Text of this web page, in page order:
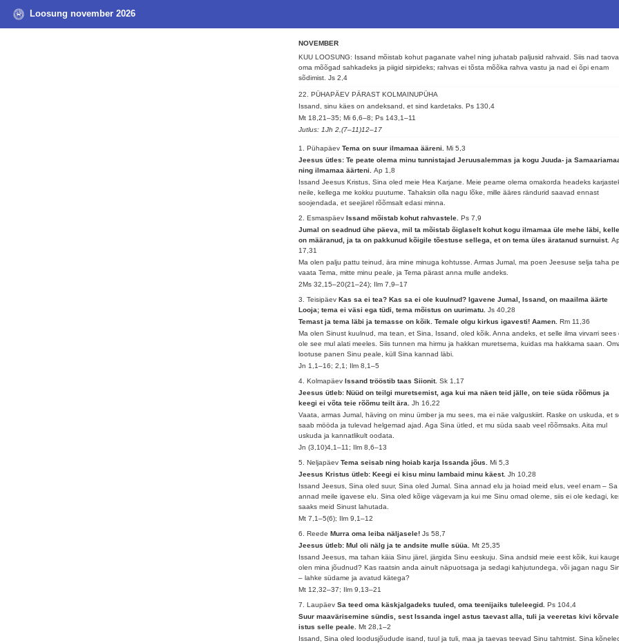
Loosung november 2026
NOVEMBER
KUU LOOSUNG: Issand mõistab kohut paganate vahel ning juhatab paljusid rahvaid. Siis nad
oma mõõgad sahkadeks ja piigid sirpideks; rahvas ei tõsta mõõka rahva vastu ja nad ei õpi enam
sõdimist.Js 2,4
22. PÜHAPÄEV PÄRAST KOLMAINUPÜHA
Issand, sinu käes on andeksand, et sind kardetaks.Ps 130,4
Mt 18,21–35; Mi 6,6–8; Ps 143,1–11
Jutlus: 1Jh 2,(7–11)12–17
1. PühapäevTema on suur ilmamaa ääreni.Mi 5,3
Jeesus ütles: Te peate olema minu tunnistajad Jeruusalemmas ja kogu Juuda- ja
ning ilmamaa äärteni.Ap 1,8
Issand Jeesus Kristus, Sina oled meie Hea Karjane. Meie peame olema omakorda headeks
neile, kellega me kokku puutume. Tahaksin olla nagu lõke, mille ääres rändurid saavad ennast
soojendada, et seejärel rõõmsalt edasi minna.
2. EsmaspäevIssand mõistab kohut rahvastele.Ps 7,9
Jumal on seadnud ühe päeva, mil ta mõistab õiglaselt kohut kogu ilmamaa üle mehe läbi,
on määranud, ja ta on pakkunud kõigile tõestuse sellega, et on tema üles äratanud surnuist.Ap
17,31
Ma olen palju pattu teinud, ära mine minuga kohtusse. Armas Jumal, ma poen Jeesuse selja taha
vaata Tema, mitte minu peale, ja Tema pärast anna mulle andeks.
2Ms 32,15–20(21–24); Ilm 7,9–17
3. TeisipäevKas sa ei tea? Kas sa ei ole kuulnud? Igavene Jumal, Issand, on maailma äärte
Looja; tema ei väsi ega tüdi, tema mõistus on uurimatu.Js 40,28
Temast ja tema läbi ja temasse on kõik. Temale olgu kirkus igavesti! Aamen.Rm 11,36
Ma olen Sinust kuulnud, ma tean, et Sina, Issand, oled kõik. Anna andeks, et selle ilma virvarri sees
ole see mul alati meeles. Siis tunnen ma hirmu ja hakkan muretsema, kuidas ma hakkama saan.
lootuse panen Sinu peale, küll Sina kannad läbi.
Jn 1,1–16; 2,1; Ilm 8,1–5
4. KolmapäevIssand trööstib taas Siionit.Sk 1,17
Jeesus ütleb: Nüüd on teilgi muretsemist, aga kui ma näen teid jälle, on teie süda rõõmus ja
keegi ei võta teie rõõmu teilt ära.Jh 16,22
Vaata, armas Jumal, häving on minu ümber ja mu sees, ma ei näe valguskiirt. Raske on uskuda, et
saab mööda ja tulevad helgemad ajad. Aga Sina ütled, et mu süda saab veel rõõmsaks. Aita mul
uskuda ja kannatlikult oodata.
Jn (3,10)4,1–11; Ilm 8,6–13
5. NeljapäevTema seisab ning hoiab karja Issanda jõus.Mi 5,3
Jeesus Kristus ütleb: Keegi ei kisu minu lambaid minu käest.Jh 10,28
Issand Jeesus, Sina oled suur, Sina oled Jumal. Sina annad elu ja hoiad meid elus, veel enam – Sa
annad meile igavese elu. Sina oled kõige vägevam ja kui me Sinu omad oleme, siis ei ole kedagi,
saaks meid Sinust lahutada.
Mt 7,1–5(6); Ilm 9,1–12
6. ReedeMurra oma leiba näljasele!Js 58,7
Jeesus ütleb: Mul oli nälg ja te andsite mulle süüa.Mt 25,35
Issand Jeesus, ma tahan käia Sinu järel, järgida Sinu eeskuju. Sina andsid meie eest kõik, kui
olen mina jõudnud? Kas raatsin anda ainult näpuotsaga ja sedagi kahjutundega, või jagan nagu
– lahke südame ja avatud kätega?
Mt 12,32–37; Ilm 9,13–21
7. LaupäevSa teed oma käskjalgadeks tuuled, oma teenijaiks tuleleegid.Ps 104,4
Suur maavärisemine sündis, sest Issanda ingel astus taevast alla, tuli ja veeretas kivi
istus selle peale.Mt 28,1–2
Issand, Sina oled loodusjõudude isand, tuul ja tuli, maa ja taevas teevad Sinu tahtmist. Sina